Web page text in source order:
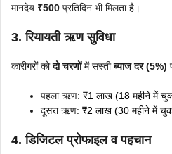
मानदेय ₹500 प्रतिदिन भी मिलता है।
3. रियायती ऋण सुविधा
कारीगरों कोदो चरणोंमें सस्तीब्याज दर (5%)
पहला ऋण: ₹1 लाख (18 महीने में
दूसरा ऋण: ₹2 लाख (30 महीने में
4. डिजिटल प्रोफाइल व पहचान